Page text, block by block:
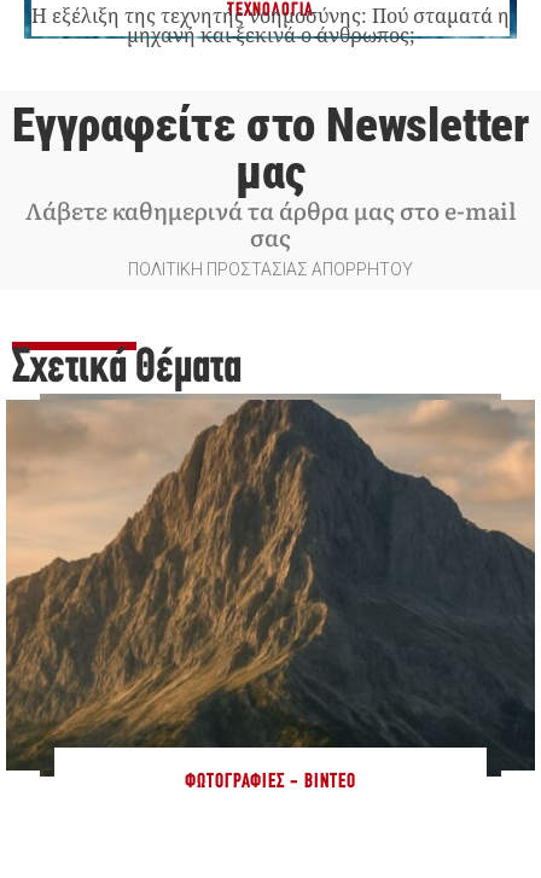
ΤΕΧΝΟΛΟΓΙΑ
Η εξέλιξη της τεχνητής νοημοσύνης: Πού σταματά η
μηχανή και ξεκινά ο άνθρωπος;
Εγγραφείτε στο Newsletter
μας
Λάβετε καθημερινά τα άρθρα μας στο e-mail
σας
ΠΟΛΙΤΙΚΗ ΠΡΟΣΤΑΣΙΑΣ ΑΠΟΡΡΗΤΟΥ
Σχετικά Θέματα
ΦΩΤΟΓΡΑΦΊΕΣ - ΒΊΝΤΕΟ